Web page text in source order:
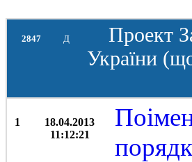
2847 Д
Проект
України
1
18.04.2013
11:12:21